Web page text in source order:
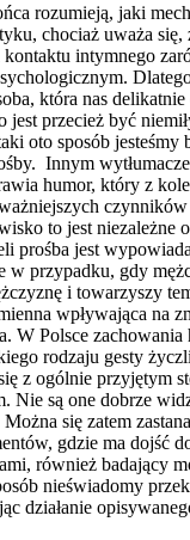
rozumieją, jaki
chociaż uważa się,
intymnego
która nas delikatnie
jest przecież być
oto sposób jesteśmy
Innym
humor, który z
to jest niezależne
prośba jest
w przypadku, gdy
i towarzyszy
wpływająca na
W Polsce zachowania
rodzaju gesty
z ogólnie przyjętym
Nie są one dobrze
się zatem
gdzie ma dojść
również badający
nieświadomy
działanie